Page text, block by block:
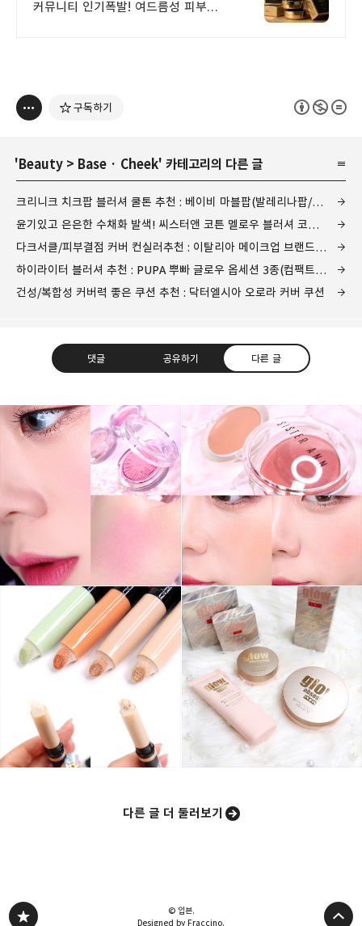
커뮤니티 인기폭발! 여드름성 피부
구독하기
'Beauty > Base · Cheek' 카테고리의 다른 글
크리니크 치크팝 블러셔 쿨톤 추천 : 베이비 마블팝(발레리나팝/팬지팝 비교)
윤기있고 은은한 수채화 발색! 씨스터앤 코튼 멜로우 블러셔 코튼샌드/코튼로지 리뷰
다크서클/피부결점 커버 컨실러추천 : 이탈리아 메이크업 브랜드 뿌빠 PUPA 컬러코렉터
하이라이터 블러셔 추천 : PUPA 뿌빠 글로우 옵세션 3종(컴팩트 블러쉬/컴팩트 페이스크림/플루이드 페이스)
건성/복합성 커버력 좋은 쿠션 추천 : 닥터엘시아 오로라 커버 쿠션
댓글 공유하기 다른 글
그녀는 예뻤다
몸도 마음도 모두 예뻐지기 위한 그녀의 영혼을 갈아만든
블로그
구독하기 카카오톡 라인 트위터
카카오스토리 밴드 네이버 블로그
다른 글 더 둘러보기
© 입븐.
Designed by Fraccino.